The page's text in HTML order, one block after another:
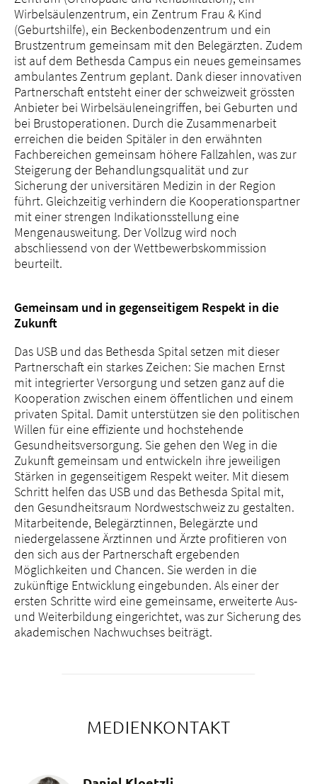
Wirbelsäulenzentrum, ein Zentrum Frau & Kind
(Geburtshilfe), ein Beckenbodenzentrum und ein
Brustzentrum gemeinsam mit den Belegärzten. Zudem
ist auf dem Bethesda Campus ein neues gemeinsames
ambulantes Zentrum geplant. Dank dieser innovativen
Partnerschaft entsteht einer der schweizweit grössten
Anbieter bei Wirbelsäuleneingriffen, bei Geburten und
bei Brustoperationen. Durch die Zusammenarbeit
erreichen die beiden Spitäler in den erwähnten
Fachbereichen gemeinsam höhere Fallzahlen, was zur
Steigerung der Behandlungsqualität und zur
Sicherung der universitären Medizin in der Region
führt. Gleichzeitig verhindern die Kooperationspartner
mit einer strengen Indikationsstellung eine
Mengenausweitung. Der Vollzug wird noch
abschliessend von der Wettbewerbskommission
beurteilt.
Gemeinsam und in gegenseitigem Respekt in die
Zukunft
Das USB und das Bethesda Spital setzen mit dieser
Partnerschaft ein starkes Zeichen: Sie machen Ernst
mit integrierter Versorgung und setzen ganz auf die
Kooperation zwischen einem öffentlichen und einem
privaten Spital. Damit unterstützen sie den politischen
Willen für eine effiziente und hochstehende
Gesundheitsversorgung. Sie gehen den Weg in die
Zukunft gemeinsam und entwickeln ihre jeweiligen
Stärken in gegenseitigem Respekt weiter. Mit diesem
Schritt helfen das USB und das Bethesda Spital mit,
den Gesundheitsraum Nordwestschweiz zu gestalten.
Mitarbeitende, Belegärztinnen, Belegärzte und
niedergelassene Ärztinnen und Ärzte profitieren von
den sich aus der Partnerschaft ergebenden
Möglichkeiten und Chancen. Sie werden in die
zukünftige Entwicklung eingebunden. Als einer der
ersten Schritte wird eine gemeinsame, erweiterte Aus-
und Weiterbildung eingerichtet, was zur Sicherung des
akademischen Nachwuchses beiträgt.
MEDIENKONTAKT